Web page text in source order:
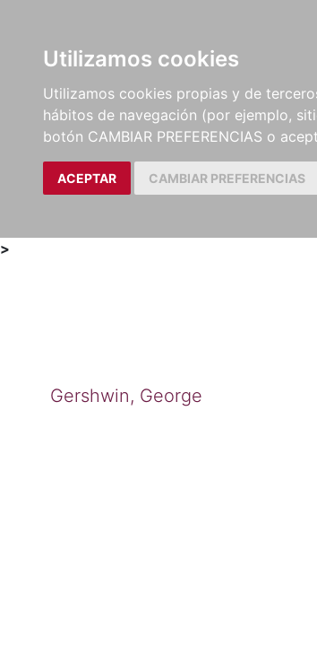
Utilizamos cookies
Utilizamos cookies propias y de
hábitos de navegación (por ejemplo,
botón CAMBIAR PREFERENCIAS o
ACEPTAR CAMBIAR PREFERENCIAS
LIBROS
MÉTODOS Y
EJERCICIOS
CRÍTICAS
>
Gershwin, George